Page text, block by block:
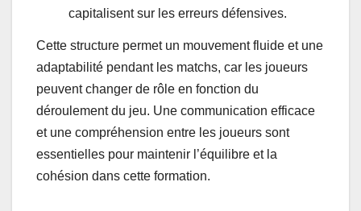
capitalisent sur les erreurs défensives.
Cette structure permet un mouvement fluide et une
adaptabilité pendant les matchs, car les joueurs
peuvent changer de rôle en fonction du
déroulement du jeu. Une communication efficace
et une compréhension entre les joueurs sont
essentielles pour maintenir l’équilibre et la
cohésion dans cette formation.